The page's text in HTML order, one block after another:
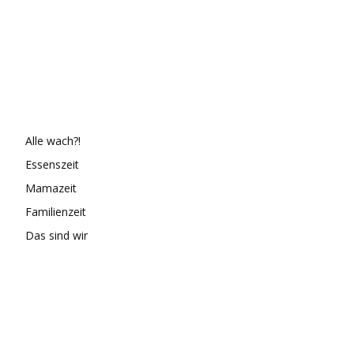
Alle wach?!
Essenszeit
Mamazeit
Familienzeit
Das sind wir